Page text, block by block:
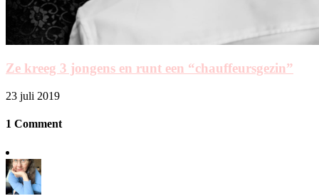
Ze kreeg 3 jongens en runt een “chauffeursgezin”
23 juli 2019
1 Comment